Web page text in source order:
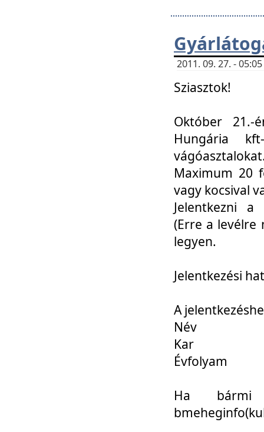
2011. 09. 27. -
Sziasztok!
Október 21.-
Hungária
Maximum 20
vagy kocsival
Jelentkezni a
(Erre a levélre
legyen.
Jelentkezési
A
Név
Kar
Évfolyam
Ha